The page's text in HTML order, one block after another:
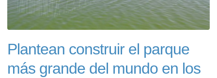
Plantean construir el parque
más grande del mundo en los